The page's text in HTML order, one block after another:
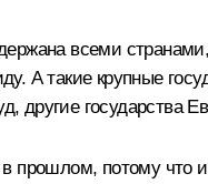
всеми
А такие крупные
другие государства
прошлом, потому что